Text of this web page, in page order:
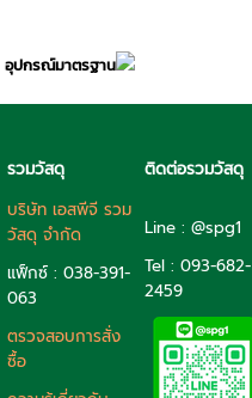
อุปกรณ์มาตรฐาน
รวมวัสดุ ติดต่อรวมวัสดุ
บริษัท เอสพีจี รวม
วัสดุ จำกัด
แฟ็กซ์ : 038-391-
063
ตรวจสอบการสั่ง
ซื้อ
Line : @spg1
Tel : 093-682-
2459